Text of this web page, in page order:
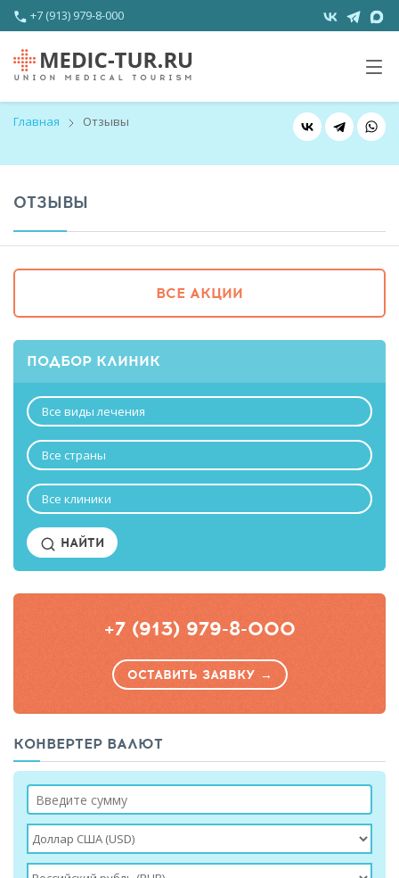
+7 (913) 979-8-000
Главная Отзывы
ОТЗЫВЫ
ВСЕ АКЦИИ
ПОДБОР КЛИНИК
Все виды лечения
Все страны
Все клиники
НАЙТИ
+7 (913) 979-8-000
ОСТАВИТЬ ЗАЯВКУ →
КОНВЕРТЕР ВАЛЮТ